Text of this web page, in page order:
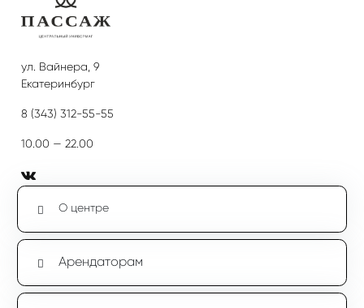
ул. Вайнера, 9
Екатеринбург
8 (343) 312-55-55
10.00 — 22.00
О центре
Арендаторам